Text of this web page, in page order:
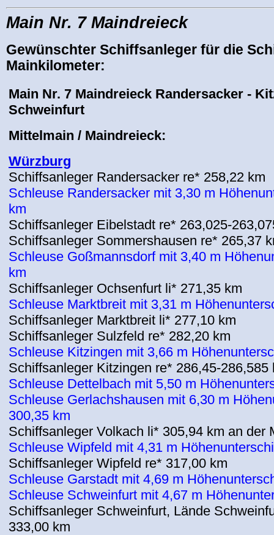
Main Nr. 7 Maindreieck
Gewünschter Schiffsanleger für die
Mainkilometer:
Main Nr. 7 Maindreieck Randersacker -
Schweinfurt
Mittelmain / Maindreieck:
Würzburg
Schiffsanleger Randersacker re* 258,22 km
Schleuse Randersacker mit 3,30 m
km
Schiffsanleger Eibelstadt re* 263,025-
Schiffsanleger Sommershausen re* 265,37
Schleuse Goßmannsdorf mit 3,40 m
km
Schiffsanleger Ochsenfurt li* 271,35 km
Schleuse Marktbreit mit 3,31 m
Schiffsanleger Marktbreit li* 277,10 km
Schiffsanleger Sulzfeld re* 282,20 km
Schleuse Kitzingen mit 3,66 m
Schiffsanleger Kitzingen re* 286,45-286,585
Schleuse Dettelbach mit 5,50 m
Schleuse Gerlachshausen mit 6,30 m
300,35 km
Schiffsanleger Volkach li* 305,94 km an der
Schleuse Wipfeld mit 4,31 m
Schiffsanleger Wipfeld re* 317,00 km
Schleuse Garstadt mit 4,69 m
Schleuse Schweinfurt mit 4,67 m
Schiffsanleger Schweinfurt, Lände
333,00 km